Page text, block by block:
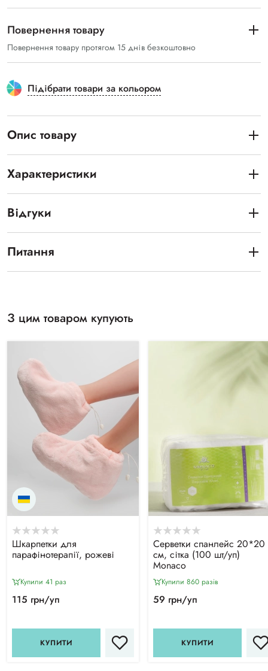
Повернення товару
Повернення товару протягом 15 днів безкоштовно
Підібрати товари за кольором
Опис товару
Характеристики
Відгуки
Питання
З цим товаром купують
Шкарпетки для
парафінотерапії, рожеві
Купили 41 раз
115 грн/уп
КУПИТИ
Серветки спанлейс 20*20
см, сітка (100 шт/уп)
Monaco
Купили 860 разiв
59 грн/уп
КУПИТИ